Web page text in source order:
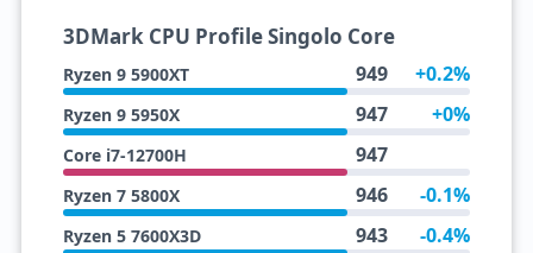
3DMark CPU Profile Singolo Core
Ryzen 9 5900XT 949 +0.2%
Ryzen 9 5950X 947 +0%
Core i7-12700H 947
Ryzen 7 5800X 946 -0.1%
Ryzen 5 7600X3D 943 -0.4%